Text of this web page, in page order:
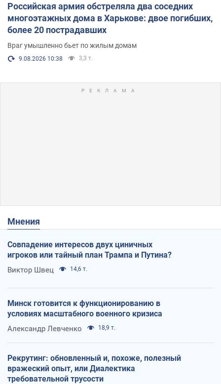
Российская армия обстреляла два соседних
многоэтажных дома в Харькове: двое погибших,
более 20 пострадавших
Враг умышленно бьет по жилым домам
9.08.2026 10:38 3,3 т.
Мнения
Совпадение интересов двух циничных
игроков или тайный план Трампа и Путина?
Виктор Швец 14,6 т.
Минск готовится к функционированию в
условиях масштабного военного кризиса
Александр Левченко 18,9 т.
Рекрутинг: обновленный и, похоже, полезный
вражеский опыт, или Диалектика
требовательной трусости